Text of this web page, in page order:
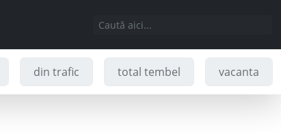
din trafic total tembel vacanta